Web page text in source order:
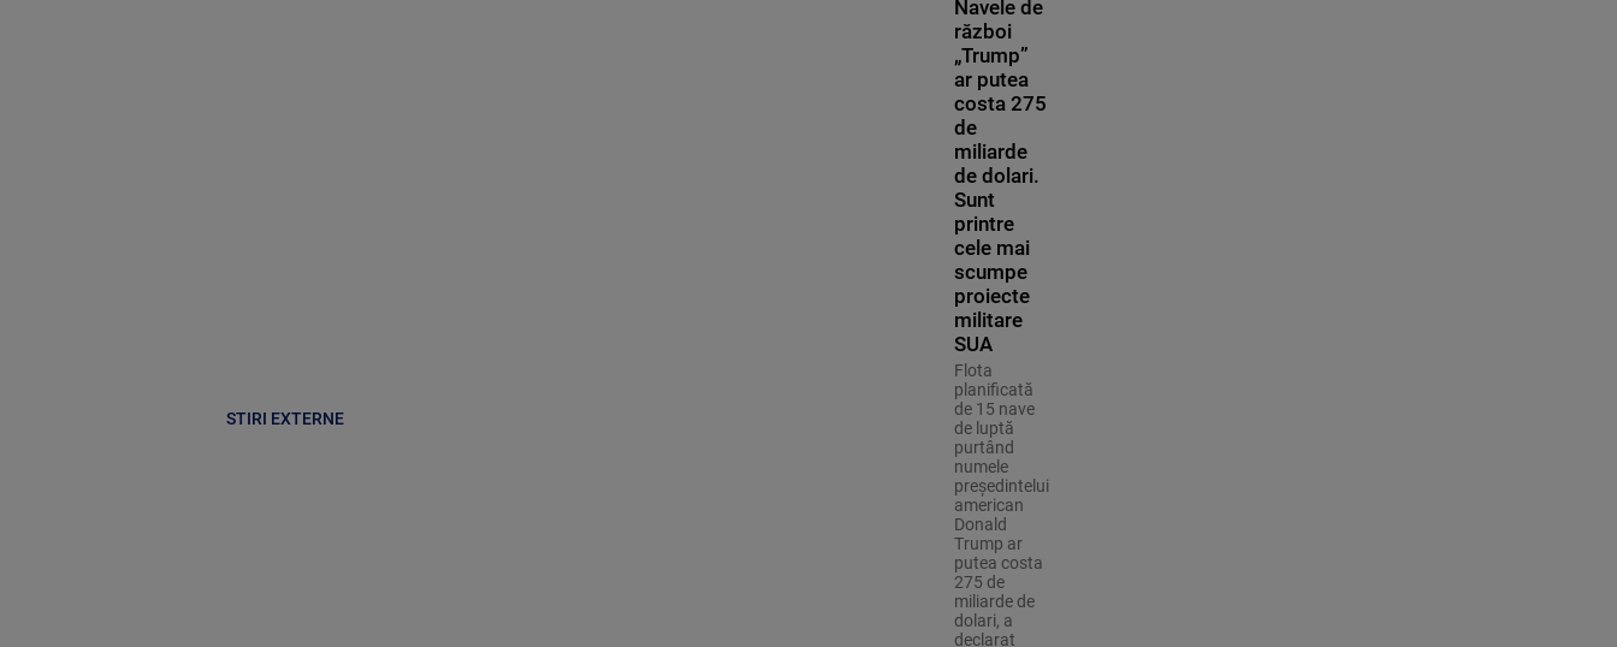
STIRI EXTERNE
Navele de
război
„Trump”
ar putea
costa 275
de
miliarde
de dolari.
Sunt
printre
cele mai
scumpe
proiecte
militare
SUA
Flota
planificată
de 15 nave
de luptă
purtând
numele
preşedintelui
american
Donald
Trump ar
putea costa
275 de
miliarde de
dolari, a
declarat